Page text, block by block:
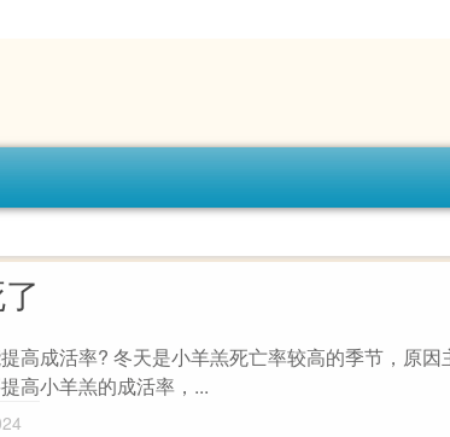
高成活率? 冬天是小羊羔死亡率较高的季节，原因
高小羊羔的成活率，...